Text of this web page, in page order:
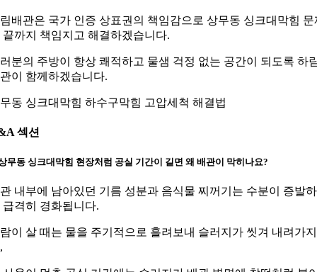
배관은 국가 인증 상표권의 책임감으로 상무동 싱크대막힘 문
끝까지 책임지고 해결하겠습니다.
분의 주방이 항상 쾌적하고 물샘 걱정 없는 공간이 되도록 하
이 함께하겠습니다.
동 싱크대막힘 하수구막힘 고압세척 해결법
섹션
무동 싱크대막힘 현장처럼 공실 기간이 길면 왜 배관이 막히나요?
내부에 남아있던 기름 성분과 음식물 찌꺼기는 수분이 증발
급격히 경화됩니다.
이 살 때는 물을 주기적으로 흘려보내 슬러지가 씻겨 내려가지